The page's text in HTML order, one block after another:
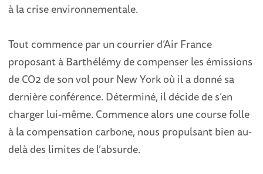
à la crise environnementale.
Tout commence par un courrier d’Air France
proposant à Barthélémy de compenser les émissions
de CO2 de son vol pour New York où il a donné sa
dernière conférence. Déterminé, il décide de s’en
charger lui-même. Commence alors une course folle
à la compensation carbone, nous propulsant bien au-
delà des limites de l’absurde.